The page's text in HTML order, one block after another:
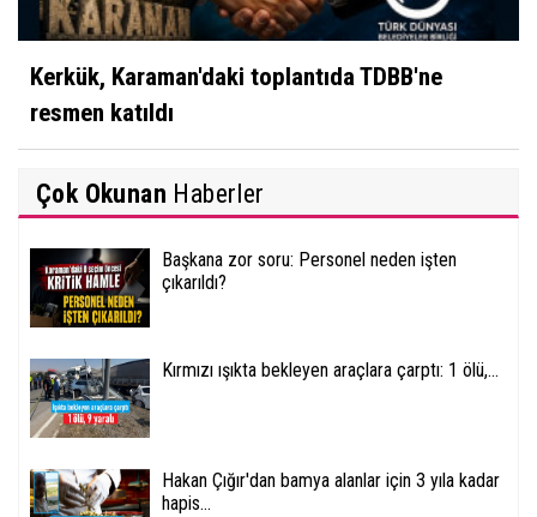
Kerkük, Karaman'daki toplantıda TDBB'ne
resmen katıldı
Çok Okunan Haberler
Başkana zor soru: Personel neden işten
çıkarıldı?
Kırmızı ışıkta bekleyen araçlara çarptı: 1 ölü,...
Hakan Çığır'dan bamya alanlar için 3 yıla kadar
hapis...